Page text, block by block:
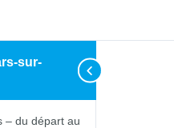
sur-
– du départ au